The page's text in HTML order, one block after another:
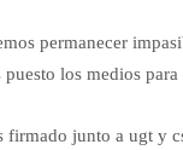
permanecer
puesto los medios
firmado junto a ugt y